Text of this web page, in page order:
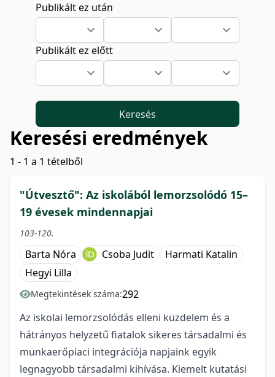
Publikált ez után
Publikált ez előtt
Keresés
Keresési eredmények
1 - 1 a 1 tételből
"Útvesztő": Az iskolából lemorzsolódó 15–
19 évesek mindennapjai
103-120.
Barta Nóra Csoba Judit
Harmati Katalin
Hegyi Lilla
Megtekintések száma:292
Az iskolai lemorzsolódás elleni küzdelem és a
hátrányos helyzetű fiatalok sikeres társadalmi és
munkaerőpiaci integrációja napjaink egyik
legnagyobb társadalmi kihívása. Kiemelt kutatási